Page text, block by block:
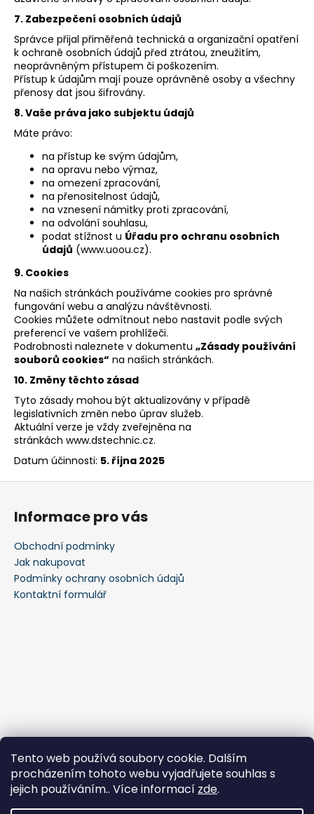
Tento web používá soubory cookie. Dalším
procházením tohoto webu vyjadřujete souhlas s
jejich používáním.. Více informací zde.
7. Zabezpečení osobních údajů
Správce přijal přiměřená technická a organizační opatření
k ochraně osobních údajů před ztrátou, zneužitím,
neoprávněným přístupem či poškozením.
Přístup k údajům mají pouze oprávněné osoby a všechny
přenosy dat jsou šifrovány.
8. Vaše práva jako subjektu údajů
Máte právo:
na přístup ke svým údajům,
na opravu nebo výmaz,
na omezení zpracování,
na přenositelnost údajů,
na vznesení námitky proti zpracování,
na odvolání souhlasu,
podat stížnost u Úřadu pro ochranu osobních
údajů (www.uoou.cz).
9. Cookies
Na našich stránkách používáme cookies pro správné
fungování webu a analýzu návštěvnosti.
Cookies můžete odmítnout nebo nastavit podle svých
preferencí ve vašem prohlížeči.
Podrobnosti naleznete v dokumentu „Zásady používání
souborů cookies“ na našich stránkách.
10. Změny těchto zásad
Tyto zásady mohou být aktualizovány v případě
legislativních změn nebo úprav služeb.
Aktuální verze je vždy zveřejněna na
stránkách www.dstechnic.cz.
Datum účinnosti: 5. října 2025
Informace pro vás
Obchodní podmínky
Jak nakupovat
Podmínky ochrany osobních údajů
Kontaktní formulář